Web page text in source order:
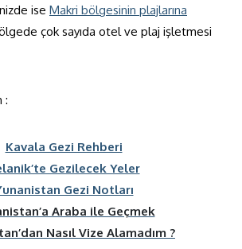
ise Makri bölgesinin plajlarına
çok sayıda otel ve plaj işletmesi
:
Kavala Gezi Rehberi
Gezilecek Yeler
Gezi Notları
Araba ile Geçmek
Nasıl Vize Alamadım ?